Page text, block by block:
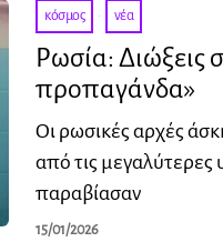
κόσμος · νέα
Ρωσία: Διώξεις
προπαγάνδα»
Οι ρωσικές αρχές
από τις μεγαλύτερες
παραβίασαν
15/01/2026